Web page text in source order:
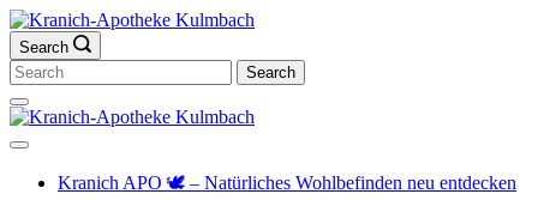
Skip
to
content
Search
Search
for:
Kranich-
🕊️ – Natürliches Wohlbefinden neu entdecken